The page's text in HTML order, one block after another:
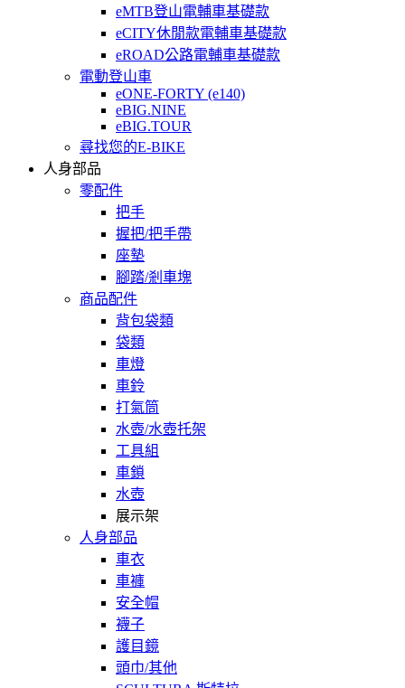
eMTB登山電輔車基礎款
eCITY休閒款電輔車基礎款
eROAD公路電輔車基礎款
電動登山車
eONE-FORTY (e140)
eBIG.NINE
eBIG.TOUR
尋找您的E-BIKE
人身部品
零配件
把手
握把/把手帶
座墊
腳踏/剎車塊
商品配件
背包袋類
袋類
車燈
車鈴
打氣筒
水壺/水壺托架
工具組
車鎖
水壺
展示架
人身部品
車衣
車褲
安全帽
襪子
護目鏡
頭巾/其他